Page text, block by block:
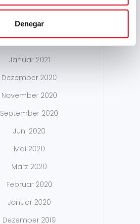
Denegar
April 2021
März 2021
Januar 2021
Dezember 2020
November 2020
September 2020
Juni 2020
Mai 2020
März 2020
Februar 2020
Januar 2020
Dezember 2019